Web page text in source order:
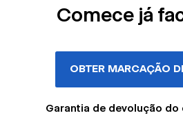
Comece já
OBTER MARCAÇÃO
Garantia de devolução do